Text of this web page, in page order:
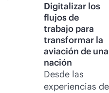
Digitalizar los
flujos de
trabajo para
transformar la
aviación de una
nación
Desde las
experiencias de